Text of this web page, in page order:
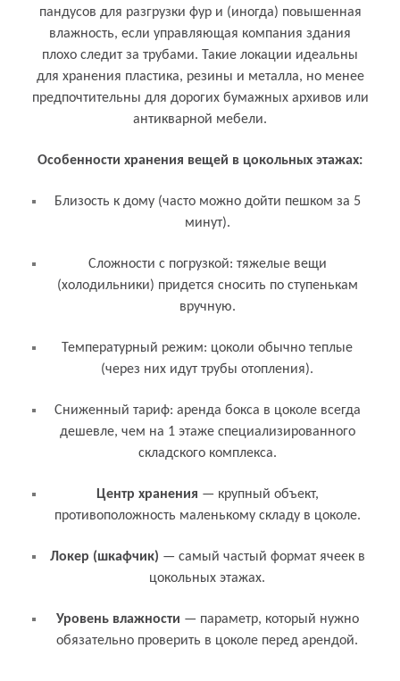
пандусов для разгрузки фур и (иногда) повышенная
влажность, если управляющая компания здания
плохо следит за трубами. Такие локации идеальны
для хранения пластика, резины и металла, но менее
предпочтительны для дорогих бумажных архивов или
антикварной мебели.
Особенности хранения вещей в цокольных этажах:
Близость к дому (часто можно дойти пешком за 5
минут).
Сложности с погрузкой: тяжелые вещи
(холодильники) придется сносить по ступенькам
вручную.
Температурный режим: цоколи обычно теплые
(через них идут трубы отопления).
Сниженный тариф: аренда бокса в цоколе всегда
дешевле, чем на 1 этаже специализированного
складского комплекса.
Связанные термины и понятия
Центр хранения — крупный объект,
противоположность маленькому складу в цоколе.
Локер (шкафчик) — самый частый формат ячеек в
цокольных этажах.
Уровень влажности — параметр, который нужно
обязательно проверить в цоколе перед арендой.